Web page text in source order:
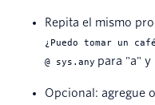
Repita el mismo
¿Puedo tomar un
@ sys.any para "a"
Opcional: agregue